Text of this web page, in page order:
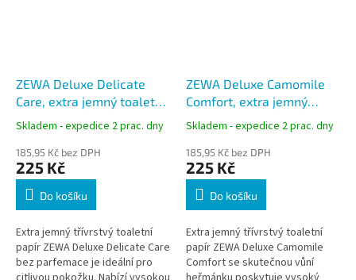
ZEWA Deluxe Delicate
Care, extra jemný toaletní
papír, 3vrstvy, 150 útržků,
Skladem - expedice 2 prac. dny
185,95 Kč bez DPH
225 Kč
Do košíku
Extra jemný třívrstvý toaletní
papír ZEWA Deluxe Delicate Care
bez parfemace je ideální pro
ZEWA Deluxe Camomile
Comfort, extra jemný
toaletní papír, 3vrstvy, 150
útržků, 16 ks, 19 m
Skladem - expedice 2 prac. dny
185,95 Kč bez DPH
225 Kč
Do košíku
Extra jemný třívrstvý toaletní
papír ZEWA Deluxe Camomile
Comfort se skutečnou vůní